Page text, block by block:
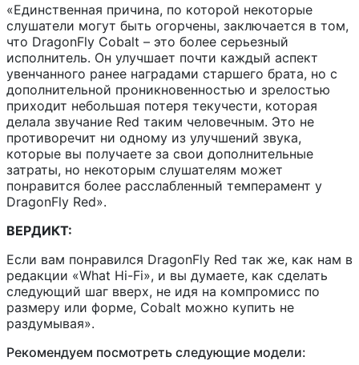
«Единственная причина, по которой некоторые
слушатели могут быть огорчены, заключается в том,
что DragonFly Cobalt – это более серьезный
исполнитель. Он улучшает почти каждый аспект
увенчанного ранее наградами старшего брата, но с
дополнительной проникновенностью и зрелостью
приходит небольшая потеря текучести, которая
делала звучание Red таким человечным. Это не
противоречит ни одному из улучшений звука,
которые вы получаете за свои дополнительные
затраты, но некоторым слушателям может
понравится более расслабленный темперамент у
DragonFly Red».
ВЕРДИКТ:
Если вам понравился DragonFly Red так же, как нам в
редакции «What Hi-Fi», и вы думаете, как сделать
следующий шаг вверх, не идя на компромисс по
размеру или форме, Cobalt можно купить не
раздумывая».
Рекомендуем посмотреть следующие модели: